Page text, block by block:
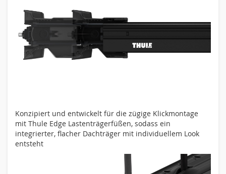
Konzipiert und entwickelt für die zügige Klickmontage
mit Thule Edge Lastenträgerfüßen, sodass ein
integrierter, flacher Dachträger mit individuellem Look
entsteht